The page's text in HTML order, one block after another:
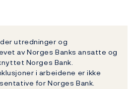
utredninger og
av Norges Banks ansatte og
Norges Bank.
i arbeidene er ikke
for Norges Bank.